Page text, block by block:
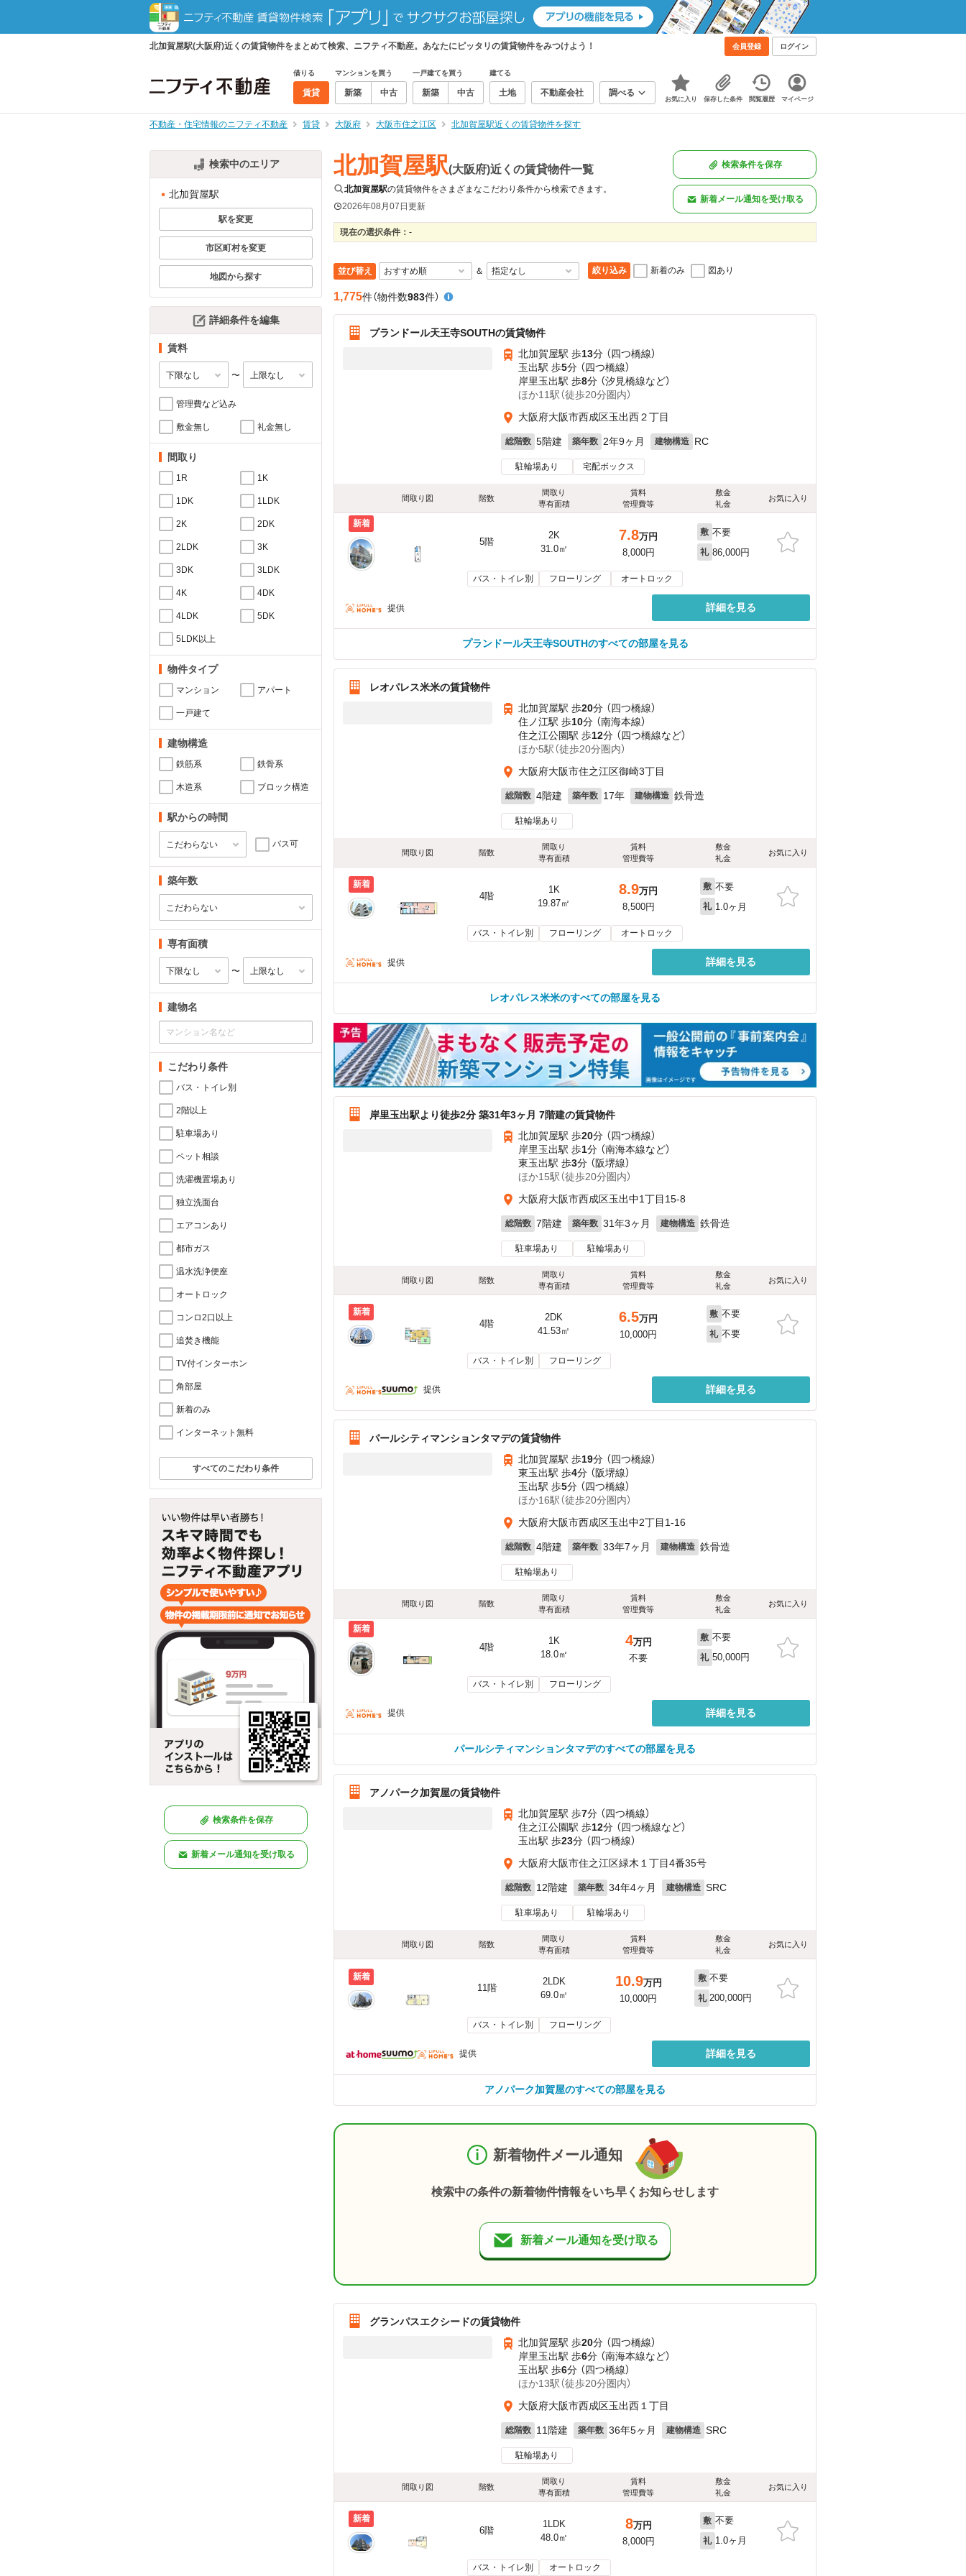
北加賀屋駅(大阪府)近くの賃貸物件をまとめて検索、ニフティ不動産。あなたにピッタリの賃貸物件をみつけよう！ 会員登録 ログイン
借りる
賃貸
マンションを買う
新築 中古
一戸建てを買う
新築 中古
建てる
土地 不動産会社 調べる
お気に入り 保存した条件 閲覧履歴 マイページ
不動産・住宅情報のニフティ不動産 賃貸 大阪府 大阪市住之江区 北加賀屋駅近くの賃貸物件を探す
検索中のエリア
北加賀屋駅
駅を変更
市区町村を変更
地図から探す
詳細条件を編集
賃料
〜
管理費など込み
敷金無し 礼金無し
間取り
1R 1K
1DK 1LDK
2K 2DK
2LDK 3K
3DK 3LDK
4K 4DK
4LDK 5DK
5LDK以上
物件タイプ
マンション アパート
一戸建て
建物構造
鉄筋系 鉄骨系
木造系 ブロック構造
駅からの時間
バス可
築年数
専有面積
〜
建物名
こだわり条件
バス・トイレ別
2階以上
駐車場あり
ペット相談
洗濯機置場あり
独立洗面台
エアコンあり
都市ガス
温水洗浄便座
オートロック
コンロ2口以上
追焚き機能
TV付インターホン
角部屋
新着のみ
インターネット無料
すべてのこだわり条件
検索条件を保存
新着メール通知を受け取る
北加賀屋駅(大阪府)近くの賃貸物件一覧
北加賀屋駅の賃貸物件をさまざまなこだわり条件から検索できます。
2026年08月07日更新
検索条件を保存
新着メール通知を受け取る
現在の選択条件： -
並び替え ＆ 絞り込み 新着のみ 図あり
1,775件（物件数983件）
プランドール天王寺SOUTHの賃貸物件
北加賀屋駅 歩13分 （四つ橋線）
玉出駅 歩5分 （四つ橋線）
岸里玉出駅 歩8分 （汐見橋線など）
ほか11駅（徒歩20分圏内）
大阪府大阪市西成区玉出西２丁目
総階数 5階建 築年数 2年9ヶ月 建物構造 RC
駐輪場あり 宅配ボックス
間取り図 階数
間取り
専有面積
賃料
管理費等
敷金
礼金
お気に入り
新着
5階
2K
31.0㎡
7.8万円
8,000円
敷 不要
礼 86,000円
バス・トイレ別 フローリング オートロック
提供 詳細を見る
プランドール天王寺SOUTHのすべての部屋を見る
レオパレス米米の賃貸物件
北加賀屋駅 歩20分 （四つ橋線）
住ノ江駅 歩10分 （南海本線）
住之江公園駅 歩12分 （四つ橋線など）
ほか5駅（徒歩20分圏内）
大阪府大阪市住之江区御崎3丁目
総階数 4階建 築年数 17年 建物構造 鉄骨造
駐輪場あり
間取り図 階数
間取り
専有面積
賃料
管理費等
敷金
礼金
お気に入り
新着
4階
1K
19.87㎡
8.9万円
8,500円
敷 不要
礼 1.0ヶ月
バス・トイレ別 フローリング オートロック
提供 詳細を見る
レオパレス米米のすべての部屋を見る
岸里玉出駅より徒歩2分 築31年3ヶ月 7階建の賃貸物件
北加賀屋駅 歩20分 （四つ橋線）
岸里玉出駅 歩1分 （南海本線など）
東玉出駅 歩3分 （阪堺線）
ほか15駅（徒歩20分圏内）
大阪府大阪市西成区玉出中1丁目15-8
総階数 7階建 築年数 31年3ヶ月 建物構造 鉄骨造
駐車場あり 駐輪場あり
間取り図 階数
間取り
専有面積
賃料
管理費等
敷金
礼金
お気に入り
新着
4階
2DK
41.53㎡
6.5万円
10,000円
敷 不要
礼 不要
バス・トイレ別 フローリング
提供 詳細を見る
パールシティマンションタマデの賃貸物件
北加賀屋駅 歩19分 （四つ橋線）
東玉出駅 歩4分 （阪堺線）
玉出駅 歩5分 （四つ橋線）
ほか16駅（徒歩20分圏内）
大阪府大阪市西成区玉出中2丁目1-16
総階数 4階建 築年数 33年7ヶ月 建物構造 鉄骨造
駐輪場あり
間取り図 階数
間取り
専有面積
賃料
管理費等
敷金
礼金
お気に入り
新着
4階
1K
18.0㎡
4万円
不要
敷 不要
礼 50,000円
バス・トイレ別 フローリング
提供 詳細を見る
パールシティマンションタマデのすべての部屋を見る
アノパーク加賀屋の賃貸物件
北加賀屋駅 歩7分 （四つ橋線）
住之江公園駅 歩12分 （四つ橋線など）
玉出駅 歩23分 （四つ橋線）
大阪府大阪市住之江区緑木１丁目4番35号
総階数 12階建 築年数 34年4ヶ月 建物構造 SRC
駐車場あり 駐輪場あり
間取り図 階数
間取り
専有面積
賃料
管理費等
敷金
礼金
お気に入り
新着
11階
2LDK
69.0㎡
10.9万円
10,000円
敷 不要
礼 200,000円
バス・トイレ別 フローリング
提供 詳細を見る
アノパーク加賀屋のすべての部屋を見る
新着物件メール通知
検索中の条件の新着物件情報をいち早くお知らせします
新着メール通知を受け取る
グランパスエクシードの賃貸物件
北加賀屋駅 歩20分 （四つ橋線）
岸里玉出駅 歩6分 （南海本線など）
玉出駅 歩6分 （四つ橋線）
ほか13駅（徒歩20分圏内）
大阪府大阪市西成区玉出西１丁目
総階数 11階建 築年数 36年5ヶ月 建物構造 SRC
駐輪場あり
間取り図 階数
間取り
専有面積
賃料
管理費等
敷金
礼金
お気に入り
新着
6階
1LDK
48.0㎡
8万円
8,000円
敷 不要
礼 1.0ヶ月
バス・トイレ別 オートロック